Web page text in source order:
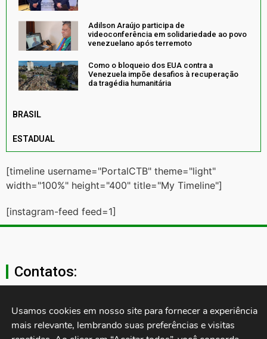
Adilson Araújo participa de
videoconferência em solidariedade ao povo
venezuelano após terremoto
Como o bloqueio dos EUA contra a
Venezuela impõe desafios à recuperação
da tragédia humanitária
BRASIL
ESTADUAL
[timeline username="PortalCTB" theme="light"
width="100%" height="400" title="My Timeline"]
[instagram-feed feed=1]
Contatos:
secgeral@ctb.org.br
11 3874-0040
Usamos cookies em nosso site para fornecer a experiência
mais relevante, lembrando suas preferências e visitas